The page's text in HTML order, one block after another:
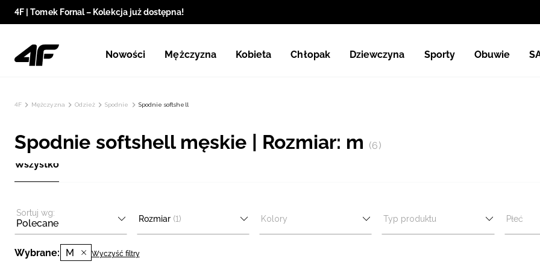
4F | Tomek Fornal – Kolekcja już dostępna!
Nowości Mężczyzna Kobieta Chłopak Dziewczyna Sporty Obuwie
4F Mężczyzna Odzież Spodnie Spodnie softshell
Spodnie softshell męskie | Rozmiar: m (6)
Wszystko
Sortuj wg:
Polecane Rozmiar (1) Kolory Typ produktu Płeć
Wybrane: M Wyczyść filtry